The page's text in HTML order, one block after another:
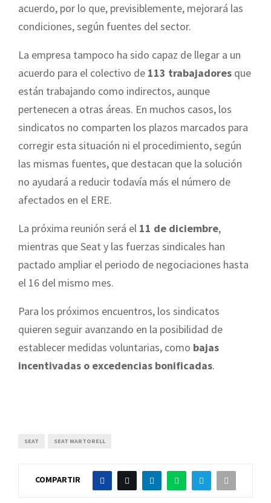
acuerdo, por lo que, previsiblemente, mejorará las
condiciones, según fuentes del sector.
La empresa tampoco ha sido capaz de llegar a un
acuerdo para el colectivo de 113 trabajadores que
están trabajando como indirectos, aunque
pertenecen a otras áreas. En muchos casos, los
sindicatos no comparten los plazos marcados para
corregir esta situación ni el procedimiento, según
las mismas fuentes, que destacan que la solución
no ayudará a reducir todavía más el número de
afectados en el ERE.
La próxima reunión será el 11 de diciembre,
mientras que Seat y las fuerzas sindicales han
pactado ampliar el periodo de negociaciones hasta
el 16 del mismo mes.
Para los próximos encuentros, los sindicatos
quieren seguir avanzando en la posibilidad de
establecer medidas voluntarias, como bajas
incentivadas o excedencias bonificadas.
SEAT SEAT MARTORELL
COMPARTIR